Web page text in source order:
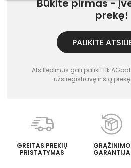
Būkite pirmas -
prekę!
PALIKITE
Atsiliepimus gali palikti tik
užsiregistravę ir šią
GREITAS PREKIŲ
PRISTATYMAS
GRĄŽINIMO
GARANTIJA